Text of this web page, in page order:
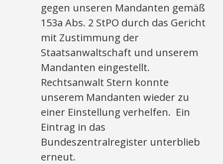
gegen unseren Mandanten gemäß
153a Abs. 2 StPO durch das Gericht
mit Zustimmung der
Staatsanwaltschaft und unserem
Mandanten eingestellt.
Rechtsanwalt Stern konnte
unserem Mandanten wieder zu
einer Einstellung verhelfen. Ein
Eintrag in das
Bundeszentralregister unterblieb
erneut.